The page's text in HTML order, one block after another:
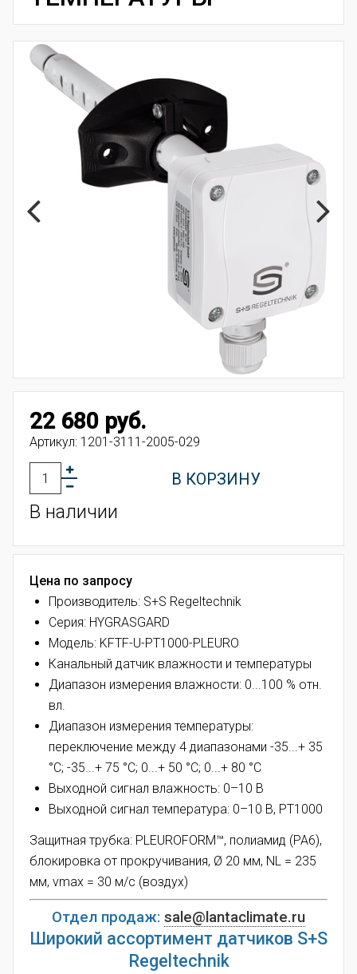
22 680 руб.
Артикул: 1201-3111-2005-029
В КОРЗИНУ
В наличии
Цена по запросу
Производитель: S+S Regeltechnik
Серия: HYGRASGARD
Модель: KFTF-U-PT1000-PLEURO
Канальный датчик влажности и температуры
Диапазон измерения влажности: 0...100 % отн.
вл.
Диапазон измерения температуры:
переключение между 4 диапазонами -35...+ 35
°C; -35...+ 75 °C; 0...+ 50 °C; 0...+ 80 °C
Выходной сигнал влажность: 0–10 В
Выходной сигнал температура: 0–10 В, PT1000
Защитная трубка: PLEUROFORM™, полиамид (PA6),
блокировка от прокручивания, Ø 20 мм, NL = 235
мм, vmax = 30 м/c (воздух)
Отдел продаж: sale@lantaclimate.ru
Широкий ассортимент датчиков S+S
Regeltechnik